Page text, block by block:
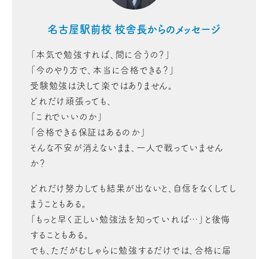
名古屋駅前校 校舎長からのメッセージ
「本気で勉強すれば、間に合うの？」
「今のやり方で、本当に合格できる？」
受験勉強は決して楽ではありません。
どれだけ頑張っても、
「これでいいのか」
「合格できる保証はあるのか」
そんな不安が消えないまま、一人で戦っていません
か？
どれだけ努力しても結果が出ないと、自信をなくしてし
まうこともある。
「もっと早く正しい勉強法を知っていれば…」と後悔
することもある。
でも、ただがむしゃらに勉強するだけでは、合格に届